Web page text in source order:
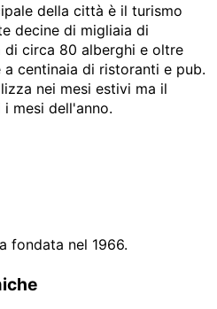
della città è il turismo
decine di migliaia di
circa 80 alberghi e oltre
centinaia di ristoranti e pub.
nei mesi estivi ma il
mesi dell'anno.
fondata nel 1966.